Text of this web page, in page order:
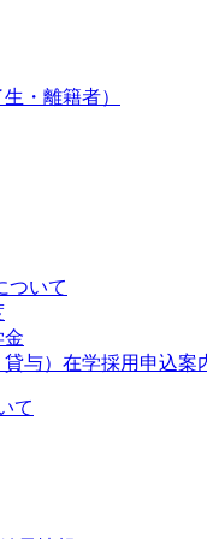
・離籍者）
ついて
金
与）在学採用申込案
て